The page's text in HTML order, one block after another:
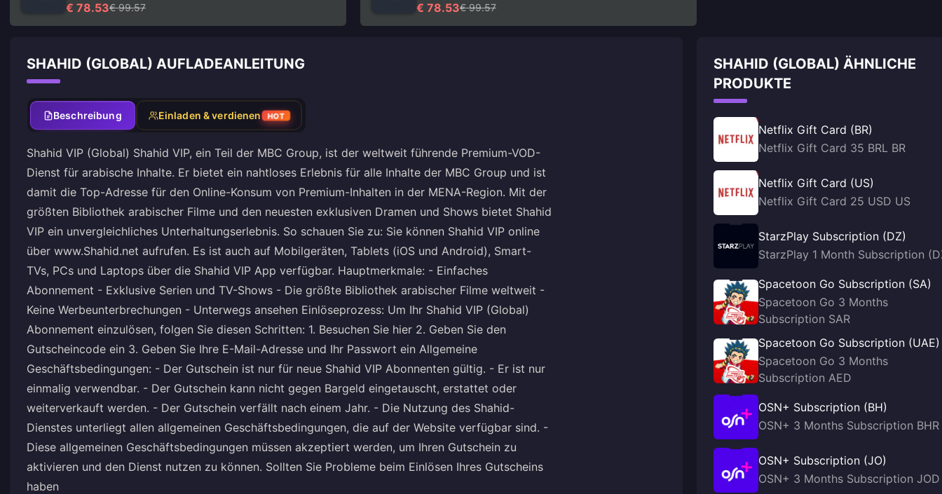
€ 78.53€ 99.57 € 78.53€ 99.57
SHAHID (GLOBAL) AUFLADEANLEITUNG
Beschreibung Einladen & verdienen HOT
Shahid VIP (Global) Shahid VIP, ein Teil der MBC Group, ist der weltweit führende Premium-VOD-
Dienst für arabische Inhalte. Er bietet ein nahtloses Erlebnis für alle Inhalte der MBC Group und ist
damit die Top-Adresse für den Online-Konsum von Premium-Inhalten in der MENA-Region. Mit der
größten Bibliothek arabischer Filme und den neuesten exklusiven Dramen und Shows bietet Shahid
VIP ein unvergleichliches Unterhaltungserlebnis. So schauen Sie zu: Sie können Shahid VIP online
über www.Shahid.net aufrufen. Es ist auch auf Mobilgeräten, Tablets (iOS und Android), Smart-
TVs, PCs und Laptops über die Shahid VIP App verfügbar. Hauptmerkmale: - Einfaches
Abonnement - Exklusive Serien und TV-Shows - Die größte Bibliothek arabischer Filme weltweit -
Keine Werbeunterbrechungen - Unterwegs ansehen Einlöseprozess: Um Ihr Shahid VIP (Global)
Abonnement einzulösen, folgen Sie diesen Schritten: 1. Besuchen Sie hier 2. Geben Sie den
Gutscheincode ein 3. Geben Sie Ihre E-Mail-Adresse und Ihr Passwort ein Allgemeine
Geschäftsbedingungen: - Der Gutschein ist nur für neue Shahid VIP Abonnenten gültig. - Er ist nur
einmalig verwendbar. - Der Gutschein kann nicht gegen Bargeld eingetauscht, erstattet oder
weiterverkauft werden. - Der Gutschein verfällt nach einem Jahr. - Die Nutzung des Shahid-
Dienstes unterliegt allen allgemeinen Geschäftsbedingungen, die auf der Website verfügbar sind. -
Diese allgemeinen Geschäftsbedingungen müssen akzeptiert werden, um Ihren Gutschein zu
aktivieren und den Dienst nutzen zu können. Sollten Sie Probleme beim Einlösen Ihres Gutscheins
haben
SHAHID (GLOBAL) ÄHNLICHE
PRODUKTE
Netflix Gift Card (BR)
Netflix Gift Card 35 BRL BR
Netflix Gift Card (US)
Netflix Gift Card 25 USD US
StarzPlay Subscription (DZ)
StarzPlay 1 Month Subscription
Spacetoon Go Subscription (SA)
Spacetoon Go 3 Months
Subscription SAR
Spacetoon Go Subscription (UAE)
Spacetoon Go 3 Months
Subscription AED
OSN+ Subscription (BH)
OSN+ 3 Months Subscription BHR
OSN+ Subscription (JO)
OSN+ 3 Months Subscription JOD